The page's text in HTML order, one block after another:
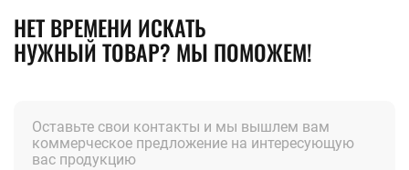
НЕТ ВРЕМЕНИ ИСКАТЬ
НУЖНЫЙ ТОВАР? МЫ ПОМОЖЕМ!
Оставьте свои контакты и мы вышлем вам
коммерческое предложение на интересующую
вас продукцию